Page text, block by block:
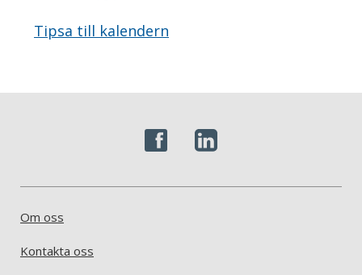
Tipsa till kalendern
Om oss
Kontakta oss